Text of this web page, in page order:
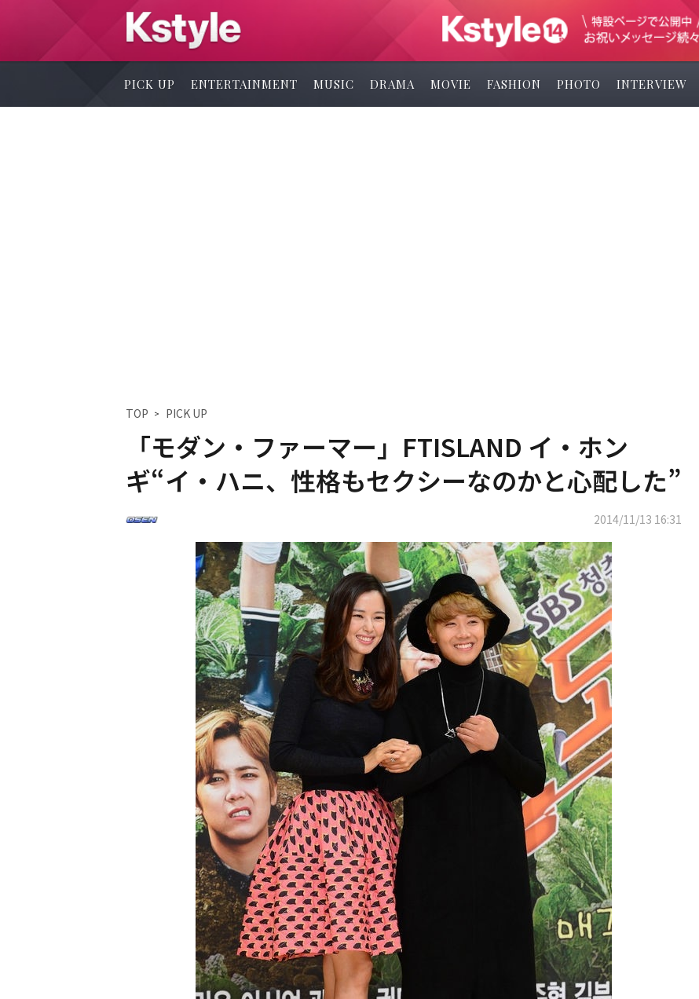
PICK UP ENTERTAINMENT MUSIC DRAMA MOVIE FASHION PHOTO INTERVIEW
TOP PICK UP
「モダン・ファーマー」FTISLAND イ・ホン
ギ“イ・ハニ、性格もセクシーなのかと心配した”
2014/11/13 16:31